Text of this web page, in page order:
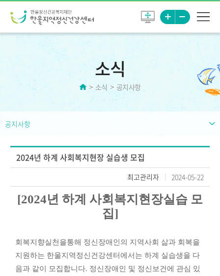
소식
소식 공지사항
공지사항
2024년 하계 사회복지현장 실습생 모집
최고관리자 2024-05-22
[2024년 하계 사회복지현장실습 모
집]
회복지향실천을통해 정신장애인의 지역사회 삶과 회복을
지원하는 한울지역정신건강센터에서는 하계 실습생을 다
음과 같이 모집합니다. 정신장애인 및 정신보건에 관심 있